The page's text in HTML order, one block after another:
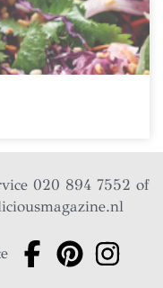
020 894 7552 of